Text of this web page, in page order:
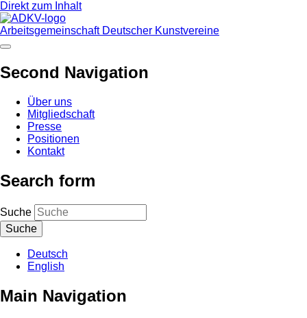
Direkt zum Inhalt
Arbeitsgemeinschaft Deutscher Kunstvereine
Second Navigation
Über uns
Mitgliedschaft
Presse
Positionen
Kontakt
Search form
Suche
Deutsch
English
Main Navigation